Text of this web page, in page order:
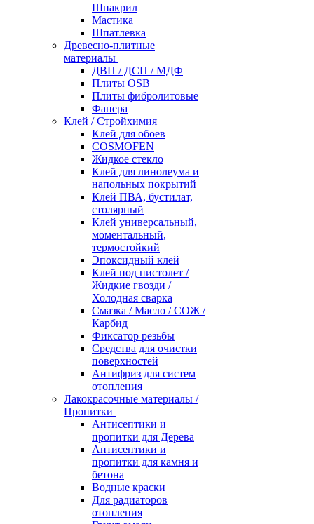
Шпакрил
Мастика
Шпатлевка
Древесно-плитные
материалы
ДВП / ДСП / МДФ
Плиты OSB
Плиты фибролитовые
Фанера
Клей / Стройхимия
Клей для обоев
COSMOFEN
Жидкое стекло
Клей для линолеума и
напольных покрытий
Клей ПВА, бустилат,
столярный
Клей универсальный,
моментальный,
термостойкий
Эпоксидный клей
Клей под пистолет /
Жидкие гвозди /
Холодная сварка
Смазка / Масло / СОЖ /
Карбид
Фиксатор резьбы
Средства для очистки
поверхностей
Антифриз для систем
отопления
Лакокрасочные материалы /
Пропитки
Антисептики и
пропитки для Дерева
Антисептики и
пропитки для камня и
бетона
Водные краски
Для радиаторов
отопления